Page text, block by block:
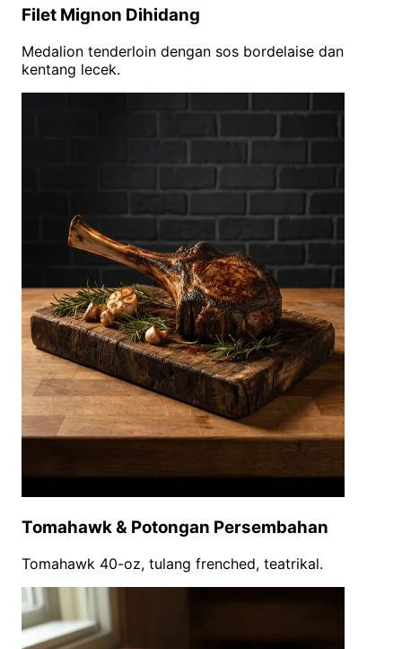
Filet Mignon Dihidang
Medalion tenderloin dengan sos bordelaise dan
kentang lecek.
Tomahawk & Potongan Persembahan
Tomahawk 40-oz, tulang frenched, teatrikal.